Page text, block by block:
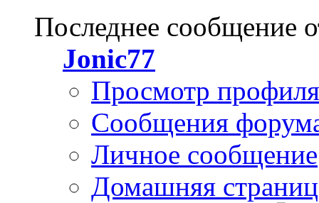
Последнее сообщение
Jonic77
Просмотр профиля
Сообщения
Личное сообщение
Домашняя